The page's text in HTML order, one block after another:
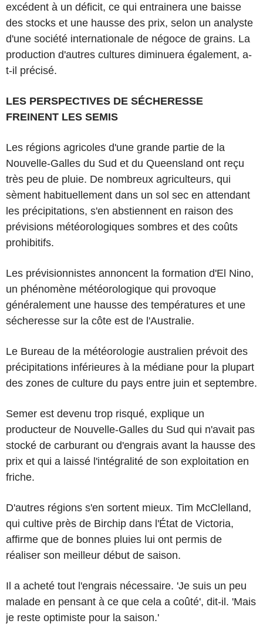
excédent à un déficit, ce qui entrainera une baisse
des stocks et une hausse des prix, selon un analyste
d'une société internationale de négoce de grains. La
production d'autres cultures diminuera également, a-
t-il précisé.
LES PERSPECTIVES DE SÉCHERESSE
FREINENT LES SEMIS
Les régions agricoles d'une grande partie de la
Nouvelle-Galles du Sud et du Queensland ont reçu
très peu de pluie. De nombreux agriculteurs, qui
sèment habituellement dans un sol sec en attendant
les précipitations, s'en abstiennent en raison des
prévisions météorologiques sombres et des coûts
prohibitifs.
Les prévisionnistes annoncent la formation d'El Nino,
un phénomène météorologique qui provoque
généralement une hausse des températures et une
sécheresse sur la côte est de l'Australie.
Le Bureau de la météorologie australien prévoit des
précipitations inférieures à la médiane pour la plupart
des zones de culture du pays entre juin et septembre.
Semer est devenu trop risqué, explique un
producteur de Nouvelle-Galles du Sud qui n'avait pas
stocké de carburant ou d'engrais avant la hausse des
prix et qui a laissé l'intégralité de son exploitation en
friche.
D'autres régions s'en sortent mieux. Tim McClelland,
qui cultive près de Birchip dans l'État de Victoria,
affirme que de bonnes pluies lui ont permis de
réaliser son meilleur début de saison.
Il a acheté tout l'engrais nécessaire. 'Je suis un peu
malade en pensant à ce que cela a coûté', dit-il. 'Mais
je reste optimiste pour la saison.'